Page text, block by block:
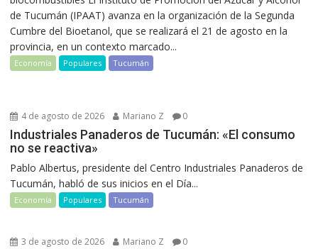
de Tucumán (IPAAT) avanza en la organización de la Segunda
Cumbre del Bioetanol, que se realizará el 21 de agosto en la
provincia, en un contexto marcado...
Economía Populares Tucumán
4 de agosto de 2026 Mariano Z 0
Industriales Panaderos de Tucumán: «El consumo
no se reactiva»
Pablo Albertus, presidente del Centro Industriales Panaderos de
Tucumán, habló de sus inicios en el Día...
Economía Populares Tucumán
3 de agosto de 2026 Mariano Z 0